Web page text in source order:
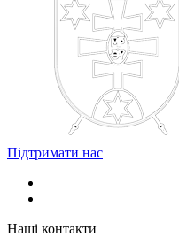
Підтримати нас
Наші контакти